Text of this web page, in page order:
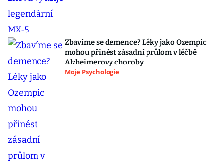
Zbavíme se demence? Léky jako Ozempic
mohou přinést zásadní průlom v léčbě
Alzheimerovy choroby
Moje Psychologie